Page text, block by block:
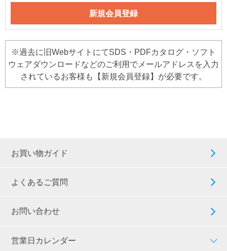
※過去に旧WebサイトにてSDS・PDFカタログ・ソフト
ウェアダウンロードなどのご利用でメールアドレスを入力
されているお客様も【新規会員登録】が必要です。
お買い物ガイド
よくあるご質問
お問い合わせ
営業日カレンダー